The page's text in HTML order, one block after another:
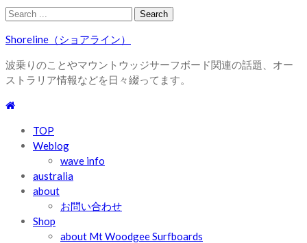
Skip
navigation
Skip
content
Search
Shoreline（ショアライン）
波乗りのことやマウントウッジサーフボード関連の話題、オー
ストラリア情報などを日々綴ってます。
TOP
Weblog
wave info
australia
about
お問い合わせ
Shop
about Mt Woodgee Surfboards